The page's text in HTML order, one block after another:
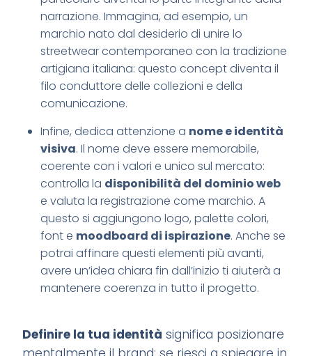
narrazione. Immagina, ad esempio, un
marchio nato dal desiderio di unire lo
streetwear contemporaneo con la tradizione
artigiana italiana: questo concept diventa il
filo conduttore delle collezioni e della
comunicazione.
Infine, dedica attenzione a nome e identità
visiva. Il nome deve essere memorabile,
coerente con i valori e unico sul mercato:
controlla la disponibilità del dominio web
e valuta la registrazione come marchio. A
questo si aggiungono logo, palette colori,
font e moodboard di ispirazione. Anche se
potrai affinare questi elementi più avanti,
avere un’idea chiara fin dall’inizio ti aiuterà a
mantenere coerenza in tutto il progetto.
Definire la tua identità significa posizionare